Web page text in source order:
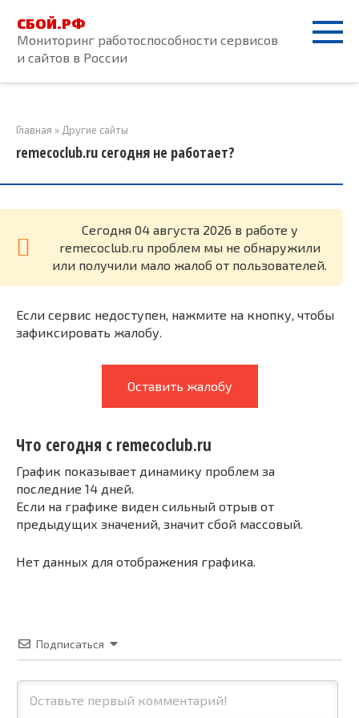
контенту
СБОЙ.РФ
Мониторинг работоспособности сервисов
и сайтов в России
Главная » Другие сайты
remecoclub.ru сегодня не работает?
Cегодня 04 августа 2026 в работе у
remecoclub.ru проблем мы не обнаружили
или получили мало жалоб от пользователей.
Если сервис недоступен, нажмите на кнопку, чтобы
зафиксировать жалобу.
Оставить жалобу
Что сегодня с remecoclub.ru
График показывает динамику проблем за
последние 14 дней.
Если на графике виден сильный отрыв от
предыдущих значений, значит сбой массовый.
Нет данных для отображения графика.
Подписаться